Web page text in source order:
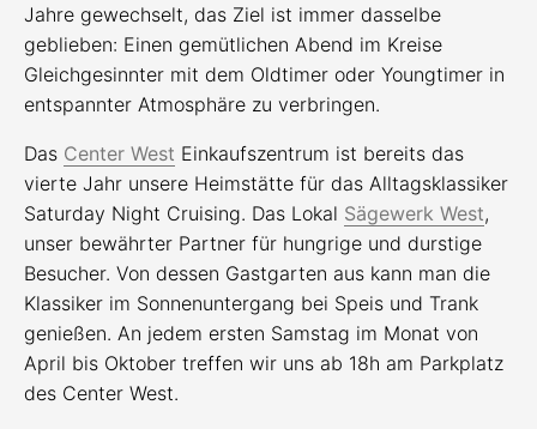
Jahre gewechselt, das Ziel ist immer dasselbe
geblieben: Einen gemütlichen Abend im Kreise
Gleichgesinnter mit dem Oldtimer oder Youngtimer in
entspannter Atmosphäre zu verbringen.
Das Center West Einkaufszentrum ist bereits das
vierte Jahr unsere Heimstätte für das Alltagsklassiker
Saturday Night Cruising. Das Lokal Sägewerk West,
unser bewährter Partner für hungrige und durstige
Besucher. Von dessen Gastgarten aus kann man die
Klassiker im Sonnenuntergang bei Speis und Trank
genießen. An jedem ersten Samstag im Monat von
April bis Oktober treffen wir uns ab 18h am Parkplatz
des Center West.